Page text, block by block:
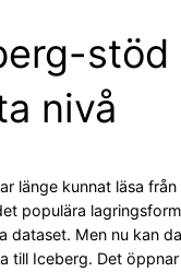
stöd
nivå
länge kunnat läsa
populära
dataset. Men nu kan
till Iceberg. Det